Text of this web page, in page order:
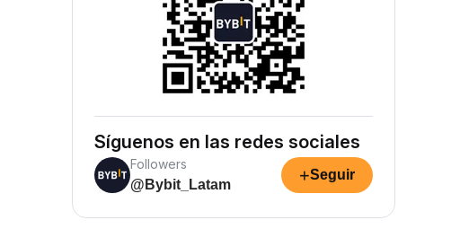
Síguenos en las redes sociales
Followers
@Bybit_Latam
+Seguir